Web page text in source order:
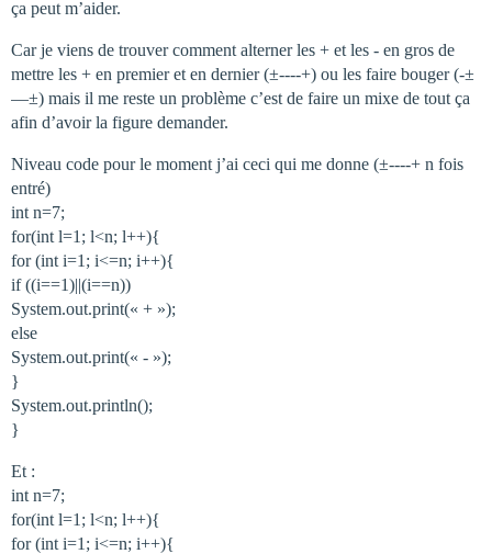
ça peut m’aider.
Car je viens de trouver comment alterner les + et les - en gros de
mettre les + en premier et en dernier (±----+) ou les faire bouger (-±
—±) mais il me reste un problème c’est de faire un mixe de tout ça
afin d’avoir la figure demander.
Niveau code pour le moment j’ai ceci qui me donne (±----+ n fois
entré)
int n=7;
for(int l=1; l<n; l++){
for (int i=1; i<=n; i++){
if ((i==1)||(i==n))
System.out.print(« + »);
else
System.out.print(« - »);
}
System.out.println();
}
Et :
int n=7;
for(int l=1; l<n; l++){
for (int i=1; i<=n; i++){